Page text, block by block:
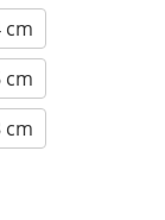
cm
cm
cm